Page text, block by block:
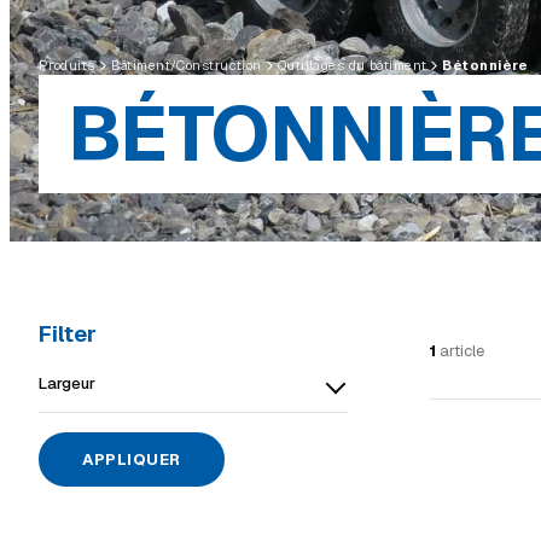
Produits Bâtiment/Construction Outillages du bâtiment Bétonnière
Filter
Largeur
APPLIQUER
1 article